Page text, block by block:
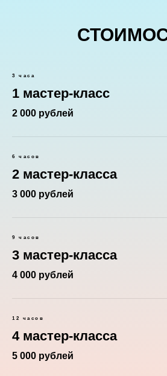
3 часа
1 мастер-класс
2 000 рублей
6 часов
2 мастер-класса
3 000 рублей
9 часов
3 мастер-класса
4 000 рублей
12 часов
4 мастер-класса
5 000 рублей